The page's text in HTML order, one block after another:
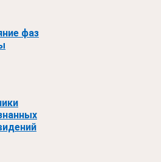
фаз